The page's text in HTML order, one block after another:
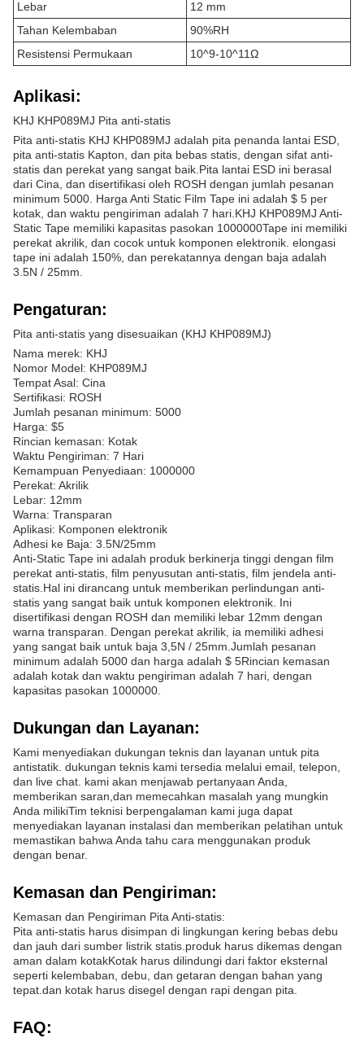
Lebar
12 mm
Tahan Kelembaban
90%RH
Resistensi Permukaan
10^9-10^11Ω
Aplikasi:
KHJ KHP089MJ Pita anti-statis
Pita anti-statis KHJ KHP089MJ adalah pita penanda lantai ESD,
pita anti-statis Kapton, dan pita bebas statis, dengan sifat anti-
statis dan perekat yang sangat baik.Pita lantai ESD ini berasal
dari Cina, dan disertifikasi oleh ROSH dengan jumlah pesanan
minimum 5000. Harga Anti Static Film Tape ini adalah $ 5 per
kotak, dan waktu pengiriman adalah 7 hari.KHJ KHP089MJ Anti-
Static Tape memiliki kapasitas pasokan 1000000Tape ini memiliki
perekat akrilik, dan cocok untuk komponen elektronik. elongasi
tape ini adalah 150%, dan perekatannya dengan baja adalah
3.5N / 25mm.
Pengaturan:
Pita anti-statis yang disesuaikan (KHJ KHP089MJ)
Nama merek: KHJ
Nomor Model: KHP089MJ
Tempat Asal: Cina
Sertifikasi: ROSH
Jumlah pesanan minimum: 5000
Harga: $5
Rincian kemasan: Kotak
Waktu Pengiriman: 7 Hari
Kemampuan Penyediaan: 1000000
Perekat: Akrilik
Lebar: 12mm
Warna: Transparan
Aplikasi: Komponen elektronik
Adhesi ke Baja: 3.5N/25mm
Anti-Static Tape ini adalah produk berkinerja tinggi dengan film
perekat anti-statis, film penyusutan anti-statis, film jendela anti-
statis.Hal ini dirancang untuk memberikan perlindungan anti-
statis yang sangat baik untuk komponen elektronik. Ini
disertifikasi dengan ROSH dan memiliki lebar 12mm dengan
warna transparan. Dengan perekat akrilik, ia memiliki adhesi
yang sangat baik untuk baja 3,5N / 25mm.Jumlah pesanan
minimum adalah 5000 dan harga adalah $ 5Rincian kemasan
adalah kotak dan waktu pengiriman adalah 7 hari, dengan
kapasitas pasokan 1000000.
Dukungan dan Layanan:
Kami menyediakan dukungan teknis dan layanan untuk pita
antistatik. dukungan teknis kami tersedia melalui email, telepon,
dan live chat. kami akan menjawab pertanyaan Anda,
memberikan saran,dan memecahkan masalah yang mungkin
Anda milikiTim teknisi berpengalaman kami juga dapat
menyediakan layanan instalasi dan memberikan pelatihan untuk
memastikan bahwa Anda tahu cara menggunakan produk
dengan benar.
Kemasan dan Pengiriman:
Kemasan dan Pengiriman Pita Anti-statis:
Pita anti-statis harus disimpan di lingkungan kering bebas debu
dan jauh dari sumber listrik statis.produk harus dikemas dengan
aman dalam kotakKotak harus dilindungi dari faktor eksternal
seperti kelembaban, debu, dan getaran dengan bahan yang
tepat.dan kotak harus disegel dengan rapi dengan pita.
FAQ: